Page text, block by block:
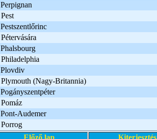
Perpignan
Pest
Pestszentlőrinc
Pétervására
Phalsbourg
Philadelphia
Plovdiv
Plymouth (Nagy-Britannia)
Pogányszentpéter
Pomáz
Pont-Audemer
Porrog
Előző lap
Kiterjesztés